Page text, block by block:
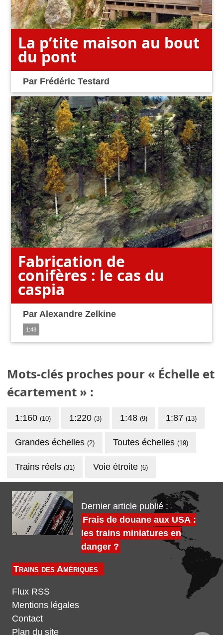
La p’tite maison au bout
du pont
Par Frédéric Testard
Fabrication de
conifères : le cas du
caspia
Par Alexandre Zelkine
1:48
Mots-clés proches pour « Échelle et
écartement » :
1:160 (10) 1:220 (3) 1:48 (9) 1:87 (13)
Grandes échelles (2) Toutes échelles (19)
Trains réels (31) Voie étroite (6)
Dernier article publié :
Frais de douane aux USA :
les trains miniatures en
danger ?
Trains des Amériques
Flux RSS
Mentions légales
Contact
Plan du site